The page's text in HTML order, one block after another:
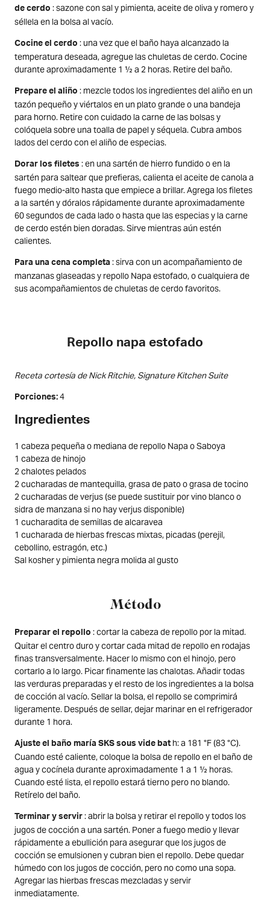
de cerdo : sazone con sal y pimienta, aceite de oliva y romero y
séllela en la bolsa al vacío.
Cocine el cerdo : una vez que el baño haya alcanzado la
temperatura deseada, agregue las chuletas de cerdo. Cocine
durante aproximadamente 1 ½ a 2 horas. Retire del baño.
Prepare el aliño : mezcle todos los ingredientes del aliño en un
tazón pequeño y viértalos en un plato grande o una bandeja
para horno. Retire con cuidado la carne de las bolsas y
colóquela sobre una toalla de papel y séquela. Cubra ambos
lados del cerdo con el aliño de especias.
Dorar los filetes : en una sartén de hierro fundido o en la
sartén para saltear que prefieras, calienta el aceite de canola a
fuego medio-alto hasta que empiece a brillar. Agrega los filetes
a la sartén y dóralos rápidamente durante aproximadamente
60 segundos de cada lado o hasta que las especias y la carne
de cerdo estén bien doradas. Sirve mientras aún estén
calientes.
Para una cena completa : sirva con un acompañamiento de
manzanas glaseadas y repollo Napa estofado, o cualquiera de
sus acompañamientos de chuletas de cerdo favoritos.
Repollo napa estofado
Receta cortesía de Nick Ritchie, Signature Kitchen Suite
Porciones 4
Ingredientes
1 cabeza pequeña o mediana de repollo Napa o Saboya
1 cabeza de hinojo
2 chalotes pelados
2 cucharadas de mantequilla, grasa de pato o grasa de tocino
2 cucharadas de verjus (se puede sustituir por vino blanco o
sidra de manzana si no hay verjus disponible)
1 cucharadita de semillas de alcaravea
1 cucharada de hierbas frescas mixtas, picadas (perejil,
cebollino, estragón, etc.)
Sal kosher y pimienta negra molida al gusto
Método
Preparar el repollo : cortar la cabeza de repollo por la mitad.
Quitar el centro duro y cortar cada mitad de repollo en rodajas
finas transversalmente. Hacer lo mismo con el hinojo, pero
cortarlo a lo largo. Picar finamente las chalotas. Añadir todas
las verduras preparadas y el resto de los ingredientes a la bolsa
de cocción al vacío. Sellar la bolsa, el repollo se comprimirá
ligeramente. Después de sellar, dejar marinar en el refrigerador
durante 1 hora.
Ajuste el baño maría SKS sous vide bath: a 181 °F (83 °C).
Cuando esté caliente, coloque la bolsa de repollo en el baño de
agua y cocínela durante aproximadamente 1 a 1 ½ horas.
Cuando esté lista, el repollo estará tierno pero no blando.
Retírelo del baño.
Terminar y servir : abrir la bolsa y retirar el repollo y todos los
jugos de cocción a una sartén. Poner a fuego medio y llevar
rápidamente a ebullición para asegurar que los jugos de
cocción se emulsionen y cubran bien el repollo. Debe quedar
húmedo con los jugos de cocción, pero no como una sopa.
Agregar las hierbas frescas mezcladas y servir
inmediatamente.